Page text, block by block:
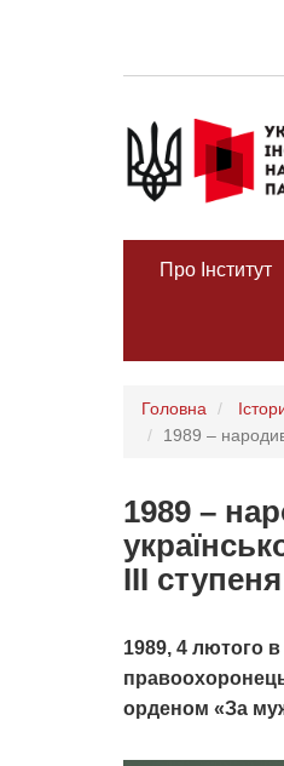
Про Інститут
Головна
1989 –
1989 –
ІІІ
1989, 4 лютого
орденом «За